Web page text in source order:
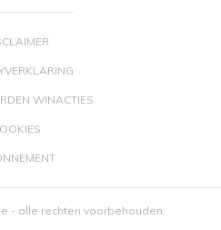
WINACTIES
- alle rechten voorbehouden